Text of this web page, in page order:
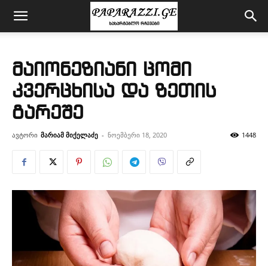
მაიონეზიანი ცომი
კვერცხისა და ზეთის
გარეშე
ავტორი მარიამ მიქელაძე - ნოემბერი 18, 2020 1448